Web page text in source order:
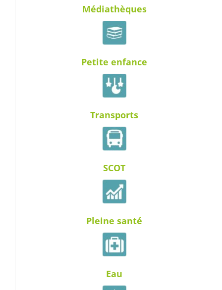
Médiathèques
Petite enfance
Transports
SCOT
Pleine santé
Eau